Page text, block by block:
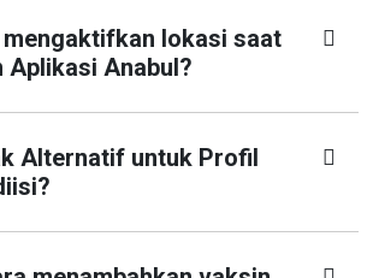
mengaktifkan lokasi saat
Aplikasi Anabul?
Alternatif untuk Profil